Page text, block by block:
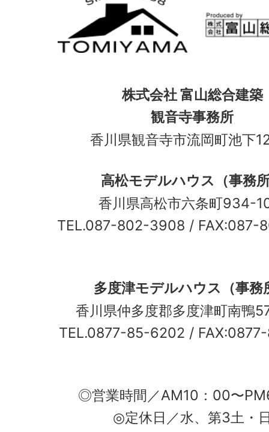
株式会社 富山総合建築
観音寺事務所
香川県観音寺市流岡町池下
高松モデルハウス（事務
香川県高松市六条町
TEL.087-802-3908 / FAX:087-
多度津モデルハウス（事務
香川県仲多度郡多度津町南
TEL.0877-85-6202 /
◎営業時間／AM10：00〜
◎定休日／水、第3土・